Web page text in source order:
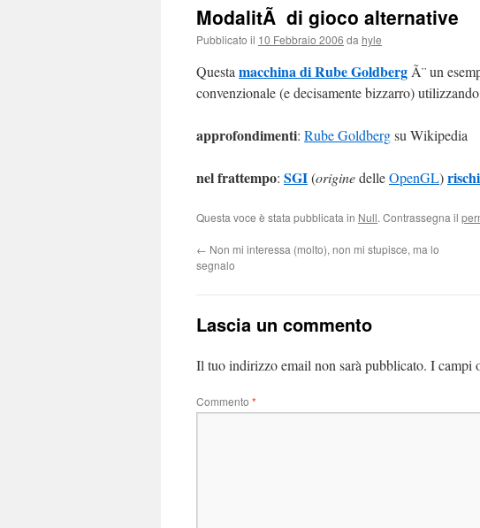
ModalitÃ di gioco alternative
Pubblicato il 10 Febbraio 2006 da hyle
Questa macchina di Rube Goldberg Ã¨ un
convenzionale (e decisamente bizzarro)
approfondimenti: Rube Goldbergsu Wikipedia
nel frattempo: SGI(originedelleOpenGL)
Questa voce è stata pubblicata in Null. Contrassegna il
← Non mi interessa (molto), non mi stupisce, ma lo
segnalo
Lascia un commento
Il tuo indirizzo email non sarà pubblicato. I campi
Commento *